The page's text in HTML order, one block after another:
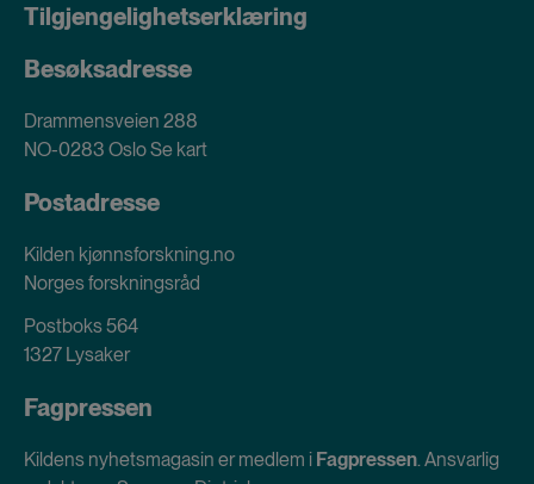
Tilgjengelighetserklæring
Besøksadresse
Drammensveien 288
NO-0283 OsloSe kart
Postadresse
Kilden kjønnsforskning.no
Norges forskningsråd
Postboks 564
1327 Lysaker
Fagpressen
Kildens nyhetsmagasin er medlem i Fagpressen. Ansvarlig